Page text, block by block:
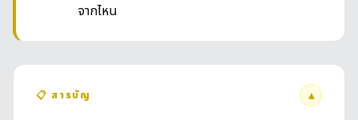
จากไหน
📋 สารบัญ ▴